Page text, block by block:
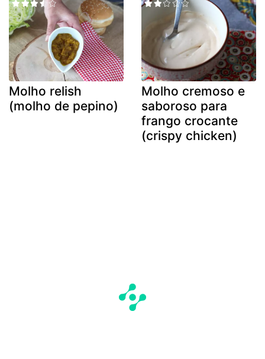
Molho relish
(molho de pepino)
Molho cremoso e
saboroso para
frango crocante
(crispy chicken)